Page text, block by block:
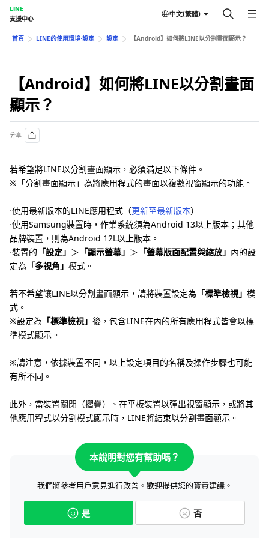
LINE
支援中心
中文(繁體)
首頁 LINE的使用環境⋅設定 設定 【Android】如何將LINE以分割畫面顯示？
【Android】如何將LINE以分割畫面
顯示？
分享
若希望將LINE以分割畫面顯示，必須滿足以下條件。
※「分割畫面顯示」為將應用程式的畫面以複數視窗顯示的功能。
⋅使用最新版本的LINE應用程式（更新至最新版本）
⋅使用Samsung裝置時，作業系統須為Android 13以上版本；其他
品牌裝置，則為Android 12L以上版本。
⋅裝置的 「設定」 ＞ 「顯示螢幕」 ＞ 「螢幕版面配置與縮放」 內的設
定為 「多視角」 模式。
若不希望讓LINE以分割畫面顯示，請將裝置設定為 「標準檢視」 模
式。
※設定為 「標準檢視」 後，包含LINE在內的所有應用程式皆會以標
準模式顯示。
※請注意，依據裝置不同，以上設定項目的名稱及操作步驟也可能
有所不同。
此外，當裝置關閉（摺疊）、在平板裝置以彈出視窗顯示，或將其
他應用程式以分割模式顯示時，LINE將結束以分割畫面顯示。
本說明對您有幫助嗎？
我們將參考用戶意見進行改善。歡迎提供您的寶貴建議。
是 否